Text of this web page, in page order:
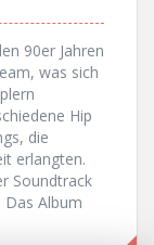
90er Jahren
was sich
Hip
die
erlangten.
Soundtrack
Das Album